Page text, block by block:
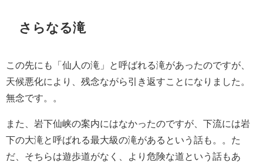
さらなる滝
この先にも「仙人の滝」と呼ばれる滝があったのですが、
天候悪化により、残念ながら引き返すことになりました。
無念です。。
また、岩下仙峡の案内にはなかったのですが、下流には岩
下の大滝と呼ばれる最大級の滝があるという話も。。た
だ、そちらは遊歩道がなく、より危険な道という話もあ